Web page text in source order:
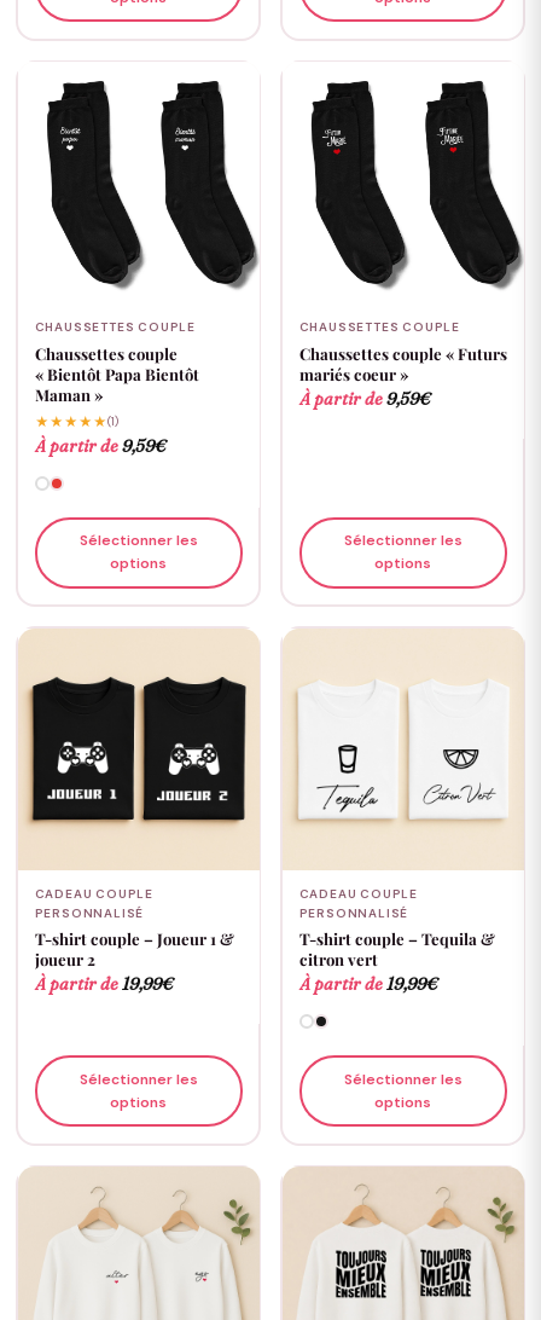
CHAUSSETTES COUPLE
Chaussettes couple
« Bientôt Papa Bientôt
Maman »
★★★★★(1)
À partir de9,59€
Sélectionner les
options
CHAUSSETTES COUPLE
Chaussettes couple « Futurs
mariés coeur »
À partir de9,59€
Sélectionner les
options
CADEAU COUPLE
PERSONNALISÉ
T-shirt couple – Joueur 1 &
joueur 2
À partir de19,99€
Sélectionner les
options
CADEAU COUPLE
PERSONNALISÉ
T-shirt couple – Tequila &
citron vert
À partir de19,99€
Sélectionner les
options